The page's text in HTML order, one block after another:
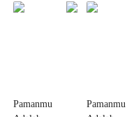
Pamanmu
Pamanmu